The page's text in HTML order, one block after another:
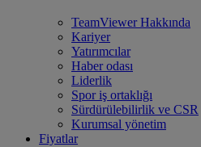
TeamViewer Hakkında
Kariyer
Yatırımcılar
Haber odası
Liderlik
Spor iş ortaklığı
Sürdürülebilirlik ve CSR
Kurumsal yönetim
Fiyatlar